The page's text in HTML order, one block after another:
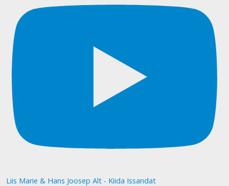
Liis Marie & Hans Joosep Alt - Kiida Issandat